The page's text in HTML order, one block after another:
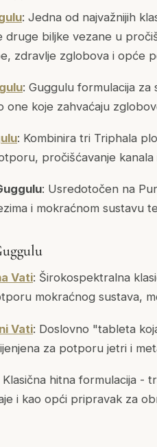
: Jedna od najvažnijih
druge biljke vezane u
zdravlje zglobova i opće
: Guggulu formulacija
one koje zahvaćaju
: Kombinira tri Triphala
pročišćavanje
: Usredotočen na
i mokraćnom sustavu
Vati: Širokospektralna
mokraćnog sustava,
Vati: Doslovno "tableta
za potporu jetri i
Klasična hitna formulacija -
i kao opći pripravak za